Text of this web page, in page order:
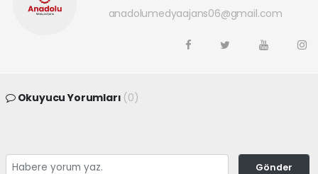
anadolumedyaajans06@gmail.com
Okuyucu Yorumları (0)
Gönder